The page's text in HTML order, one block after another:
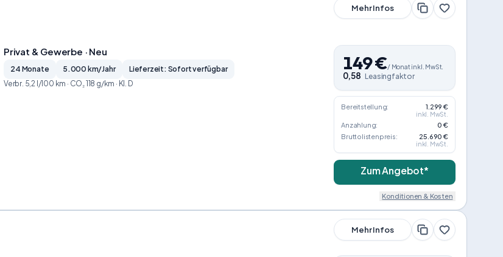
Mehr Infos
Privat & Gewerbe · Neu
24 Monate 5.000 km/Jahr
Lieferzeit: Sofort verfügbar
Verbr. 5,2 l/100 km · CO₂ 118 g/km · Kl. D
149€/ Monat inkl. MwSt.
0,58 Leasingfaktor
Bereitstellung: 1.299 €
inkl. MwSt.
Anzahlung:
0 €
Bruttolistenpreis:
25.690 €
inkl. MwSt.
Zum Angebot*
Konditionen & Kosten
Mehr Infos